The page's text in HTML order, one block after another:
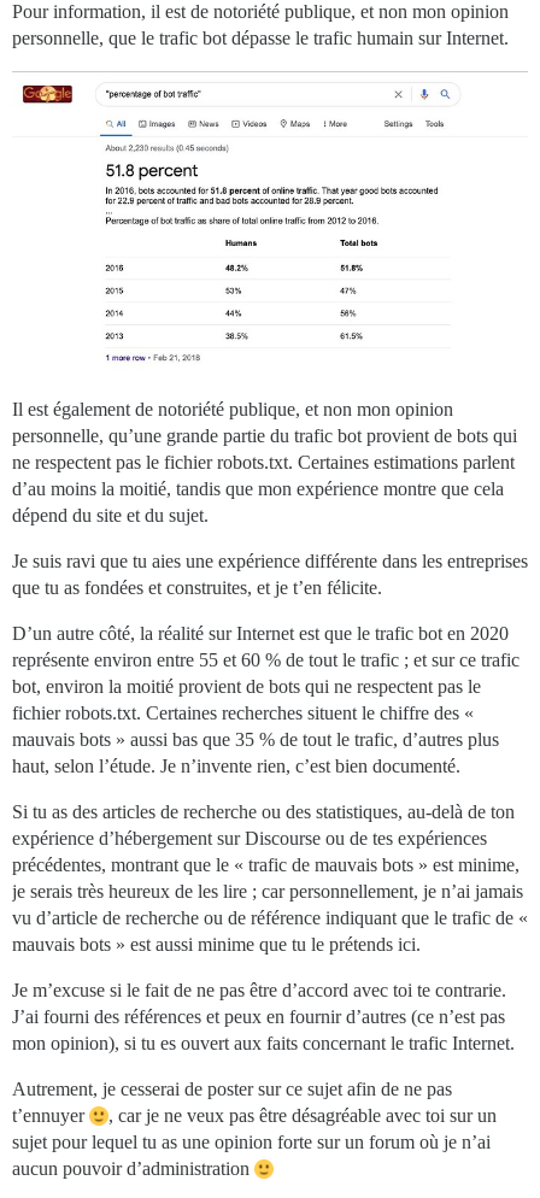
Pour information, il est de notoriété publique, et non mon opinion
personnelle, que le trafic bot dépasse le trafic humain sur Internet.
Il est également de notoriété publique, et non mon opinion
personnelle, qu’une grande partie du trafic bot provient de bots qui
ne respectent pas le fichier robots.txt. Certaines estimations parlent
d’au moins la moitié, tandis que mon expérience montre que cela
dépend du site et du sujet.
Je suis ravi que tu aies une expérience différente dans les entreprises
que tu as fondées et construites, et je t’en félicite.
D’un autre côté, la réalité sur Internet est que le trafic bot en 2020
représente environ entre 55 et 60 % de tout le trafic ; et sur ce trafic
bot, environ la moitié provient de bots qui ne respectent pas le
fichier robots.txt. Certaines recherches situent le chiffre des «
mauvais bots » aussi bas que 35 % de tout le trafic, d’autres plus
haut, selon l’étude. Je n’invente rien, c’est bien documenté.
Si tu as des articles de recherche ou des statistiques, au-delà de ton
expérience d’hébergement sur Discourse ou de tes expériences
précédentes, montrant que le « trafic de mauvais bots » est minime,
je serais très heureux de les lire ; car personnellement, je n’ai jamais
vu d’article de recherche ou de référence indiquant que le trafic de «
mauvais bots » est aussi minime que tu le prétends ici.
Je m’excuse si le fait de ne pas être d’accord avec toi te contrarie.
J’ai fourni des références et peux en fournir d’autres (ce n’est pas
mon opinion), si tu es ouvert aux faits concernant le trafic Internet.
Autrement, je cesserai de poster sur ce sujet afin de ne pas
t’ennuyer
, car je ne veux pas être désagréable avec toi sur un
sujet pour lequel tu as une opinion forte sur un forum où je n’ai
aucun pouvoir d’administration